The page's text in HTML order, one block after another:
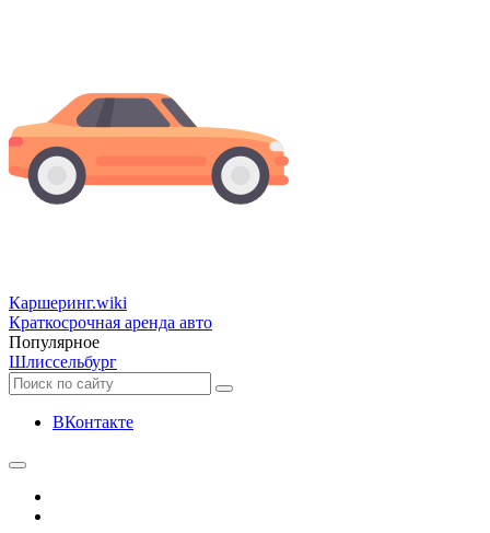
Каршеринг.wiki
Краткосрочная аренда авто
Популярное
Шлиссельбург
ВКонтакте